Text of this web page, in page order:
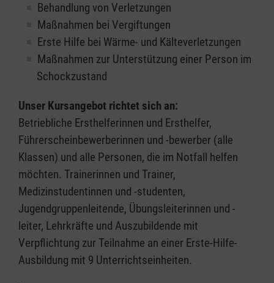
Behandlung von Verletzungen
Maßnahmen bei Vergiftungen
Erste Hilfe bei Wärme- und Kälteverletzungen
Maßnahmen zur Unterstützung einer Person im
Schockzustand
Unser Kursangebot richtet sich an:
Betriebliche Ersthelferinnen und Ersthelfer,
Führerscheinbewerberinnen und -bewerber (alle
Klassen) und alle Personen, die im Notfall helfen
möchten. Trainerinnen und Trainer,
Medizinstudentinnen und -studenten,
Jugendgruppenleitende, Übungsleiterinnen und -
leiter, Lehrkräfte und Auszubildende mit
Verpflichtung zur Teilnahme an einer Erste-Hilfe-
Ausbildung mit 9 Unterrichtseinheiten.